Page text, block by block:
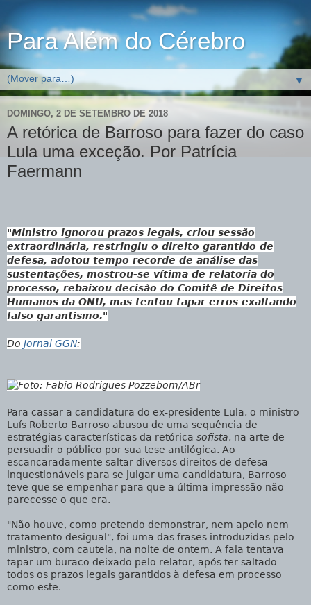
Para Além do Cérebro
▼
DOMINGO, 2 DE SETEMBRO DE 2018
A retórica de Barroso para fazer do caso
Lula uma exceção. Por Patrícia
Faermann
"Ministro ignorou prazos legais, criou sessão
extraordinária, restringiu o direito garantido de
defesa, adotou tempo recorde de análise das
sustentações, mostrou-se vítima de relatoria do
processo, rebaixou decisão do Comitê de Direitos
Humanos da ONU, mas tentou tapar erros exaltando
falso garantismo."
Do Jornal GGN:
Para cassar a candidatura do ex-presidente Lula, o ministro
Luís Roberto Barroso abusou de uma sequência de
estratégias características da retórica sofista, na arte de
persuadir o público por sua tese antilógica. Ao
escancaradamente saltar diversos direitos de defesa
inquestionáveis para se julgar uma candidatura, Barroso
teve que se empenhar para que a última impressão não
parecesse o que era.
"Não houve, como pretendo demonstrar, nem apelo nem
tratamento desigual", foi uma das frases introduzidas pelo
ministro, com cautela, na noite de ontem. A fala tentava
tapar um buraco deixado pelo relator, após ter saltado
todos os prazos legais garantidos à defesa em processo
como este.